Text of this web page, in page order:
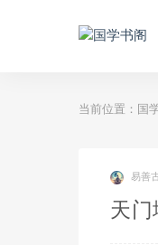
当前位置： 国
易善
天门